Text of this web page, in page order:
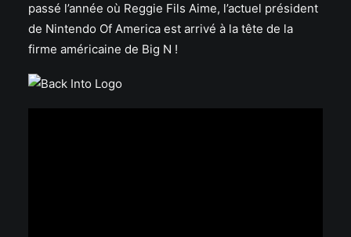
passé l’année où Reggie Fils Aime, l’actuel président
de Nintendo Of America est arrivé à la tête de la
firme américaine de Big N !